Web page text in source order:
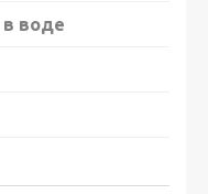
воде